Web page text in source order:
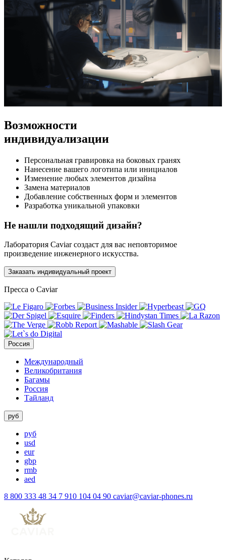
Возможности
индивидуализации
Персональная гравировка на боковых гранях
Нанесение вашего логотипа или инициалов
Изменение любых элементов дизайна
Замена материалов
Добавление собственных форм и элементов
Разработка уникальной упаковки
Не нашли подходящий дизайн?
Лаборатория Caviar создаст для вас неповторимое
произведение инженерного искусства.
Заказать индивидуальный проект
Пресса о Caviar
Россия
Международный
Великобритания
Багамы
Россия
Тайланд
руб
руб
usd
eur
gbp
rmb
aed
8 800 333 48 34 7 910 104 04 90 caviar@caviar-phones.ru